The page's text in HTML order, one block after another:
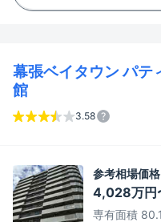
幕張ベイタウン パテ
館
3.58
参考相場価格
4,028万円
専有面積